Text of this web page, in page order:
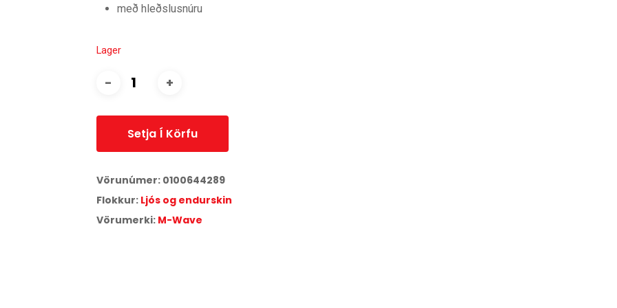
með hleðslusnúru
Lager
Setja Í Körfu
Vörunúmer: 0100644289
Flokkur: Ljós og endurskin
Vörumerki: M-Wave